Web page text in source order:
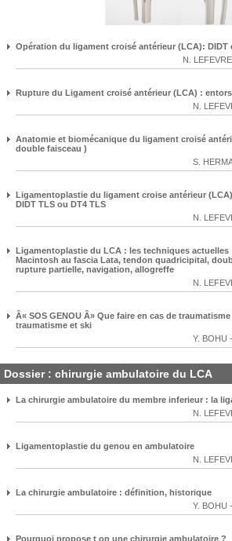
Opération du ligament croisé antérieur (LCA): DIDT
N. LEFEVRE
Rupture du Ligament croisé antérieur (LCA) :
N.
Anatomie et biomécanique du ligament croisé
double faisceau )
S.
Ligamentoplastie du ligament croise antérieur
DIDT TLS ou DT4 TLS
N.
Ligamentoplastie du LCA : les techniques actuelles
Macintosh au fascia Lata, tendon quadricipital,
rupture partielle, navigation, allogreffe
N.
Â« SOS GENOU Â» Que faire en cas de
traumatisme et ski
Y. BOHU -
Dossier : chirurgie ambulatoire du LCA
La chirurgie ambulatoire du membre inferieur : la
N.
Ligamentoplastie du genou en ambulatoire
N.
La chirurgie ambulatoire : définition, historique
Y. BOHU -
Pourquoi propose t on une chirurgie ambulatoire ?